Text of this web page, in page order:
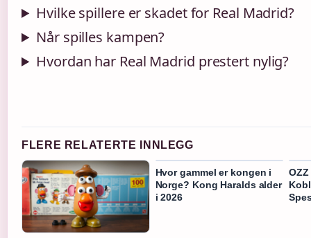
Hvilke spillere er skadet for Real Madrid?
Når spilles kampen?
Hvordan har Real Madrid prestert nylig?
FLERE RELATERTE INNLEGG
Hvor gammel er kongen i
Norge? Kong Haralds alder
i 2026
OZZ